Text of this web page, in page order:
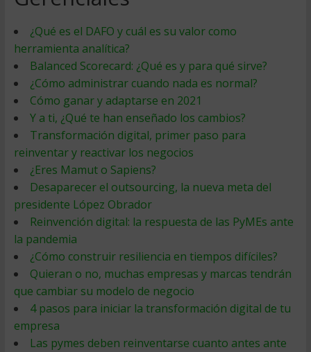
¿Qué es el DAFO y cuál es su valor como
herramienta analítica?
Balanced Scorecard: ¿Qué es y para qué sirve?
¿Cómo administrar cuando nada es normal?
Cómo ganar y adaptarse en 2021
Y a ti, ¿Qué te han enseñado los cambios?
Transformación digital, primer paso para
reinventar y reactivar los negocios
¿Eres Mamut o Sapiens?
Desaparecer el outsourcing, la nueva meta del
presidente López Obrador
Reinvención digital: la respuesta de las PyMEs ante
la pandemia
¿Cómo construir resiliencia en tiempos difíciles?
Quieran o no, muchas empresas y marcas tendrán
que cambiar su modelo de negocio
4 pasos para iniciar la transformación digital de tu
empresa
Las pymes deben reinventarse cuanto antes ante